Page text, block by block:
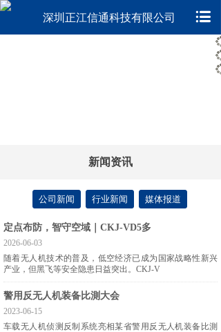
新闻资讯
公司新闻 行业新闻 媒体报道
定点布防，智守空域｜CKJ-VD5多
2026-06-03
随着无人机技术的普及，低空经济已成为国家战略性新兴
产业，但黑飞等安全隐患日益突出。CKJ-V
警用反无人机装备比測大会
2023-06-15
车载无人机侦测反制系统亮相某省警用反无人机装备比測
深圳正江信通科技有限公司